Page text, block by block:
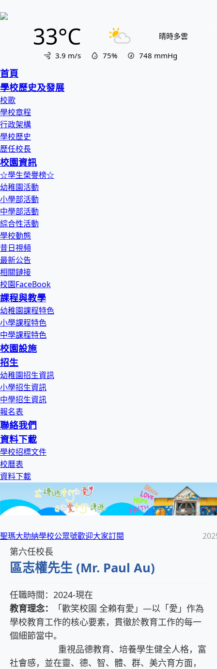
33°C
晴時多雲
3.9 m/s
75% 748 mmHg
首頁
學校歷史及發展
校歌
學校章程
行政架構
學校歷史
歷任校長
校園資訊
☆學生榮譽榜☆
幼稚園活動
小學部活動
中學部活動
綜合性活動
學校動態
昔日視頻
最新公告
相關鏈接
校園FaceBook
課程與教學
幼稚園課程特色
小學課程特色
中學課程特色
校園設施
招生
幼稚園招生資訊
小學招生資訊
中學招生資訊
報名表
聯絡我們
資料下載
學校招標文件
校曆表
資料下載
聖瑪大肋納學校公眾號歡迎大家訂閱
第六任校長
區志權先生 (Mr. Paul Au)
任職時間：2024-現在
教育理念：
「歡笑校園 全賴有愛」—以「愛」作為
學校教育工作的核心要素，貫徹於教育工作的每一
個細節當中。
重視品德教育、培養學生健全人格，富
社會感，並在靈、德、智、體、群、美六育方面，